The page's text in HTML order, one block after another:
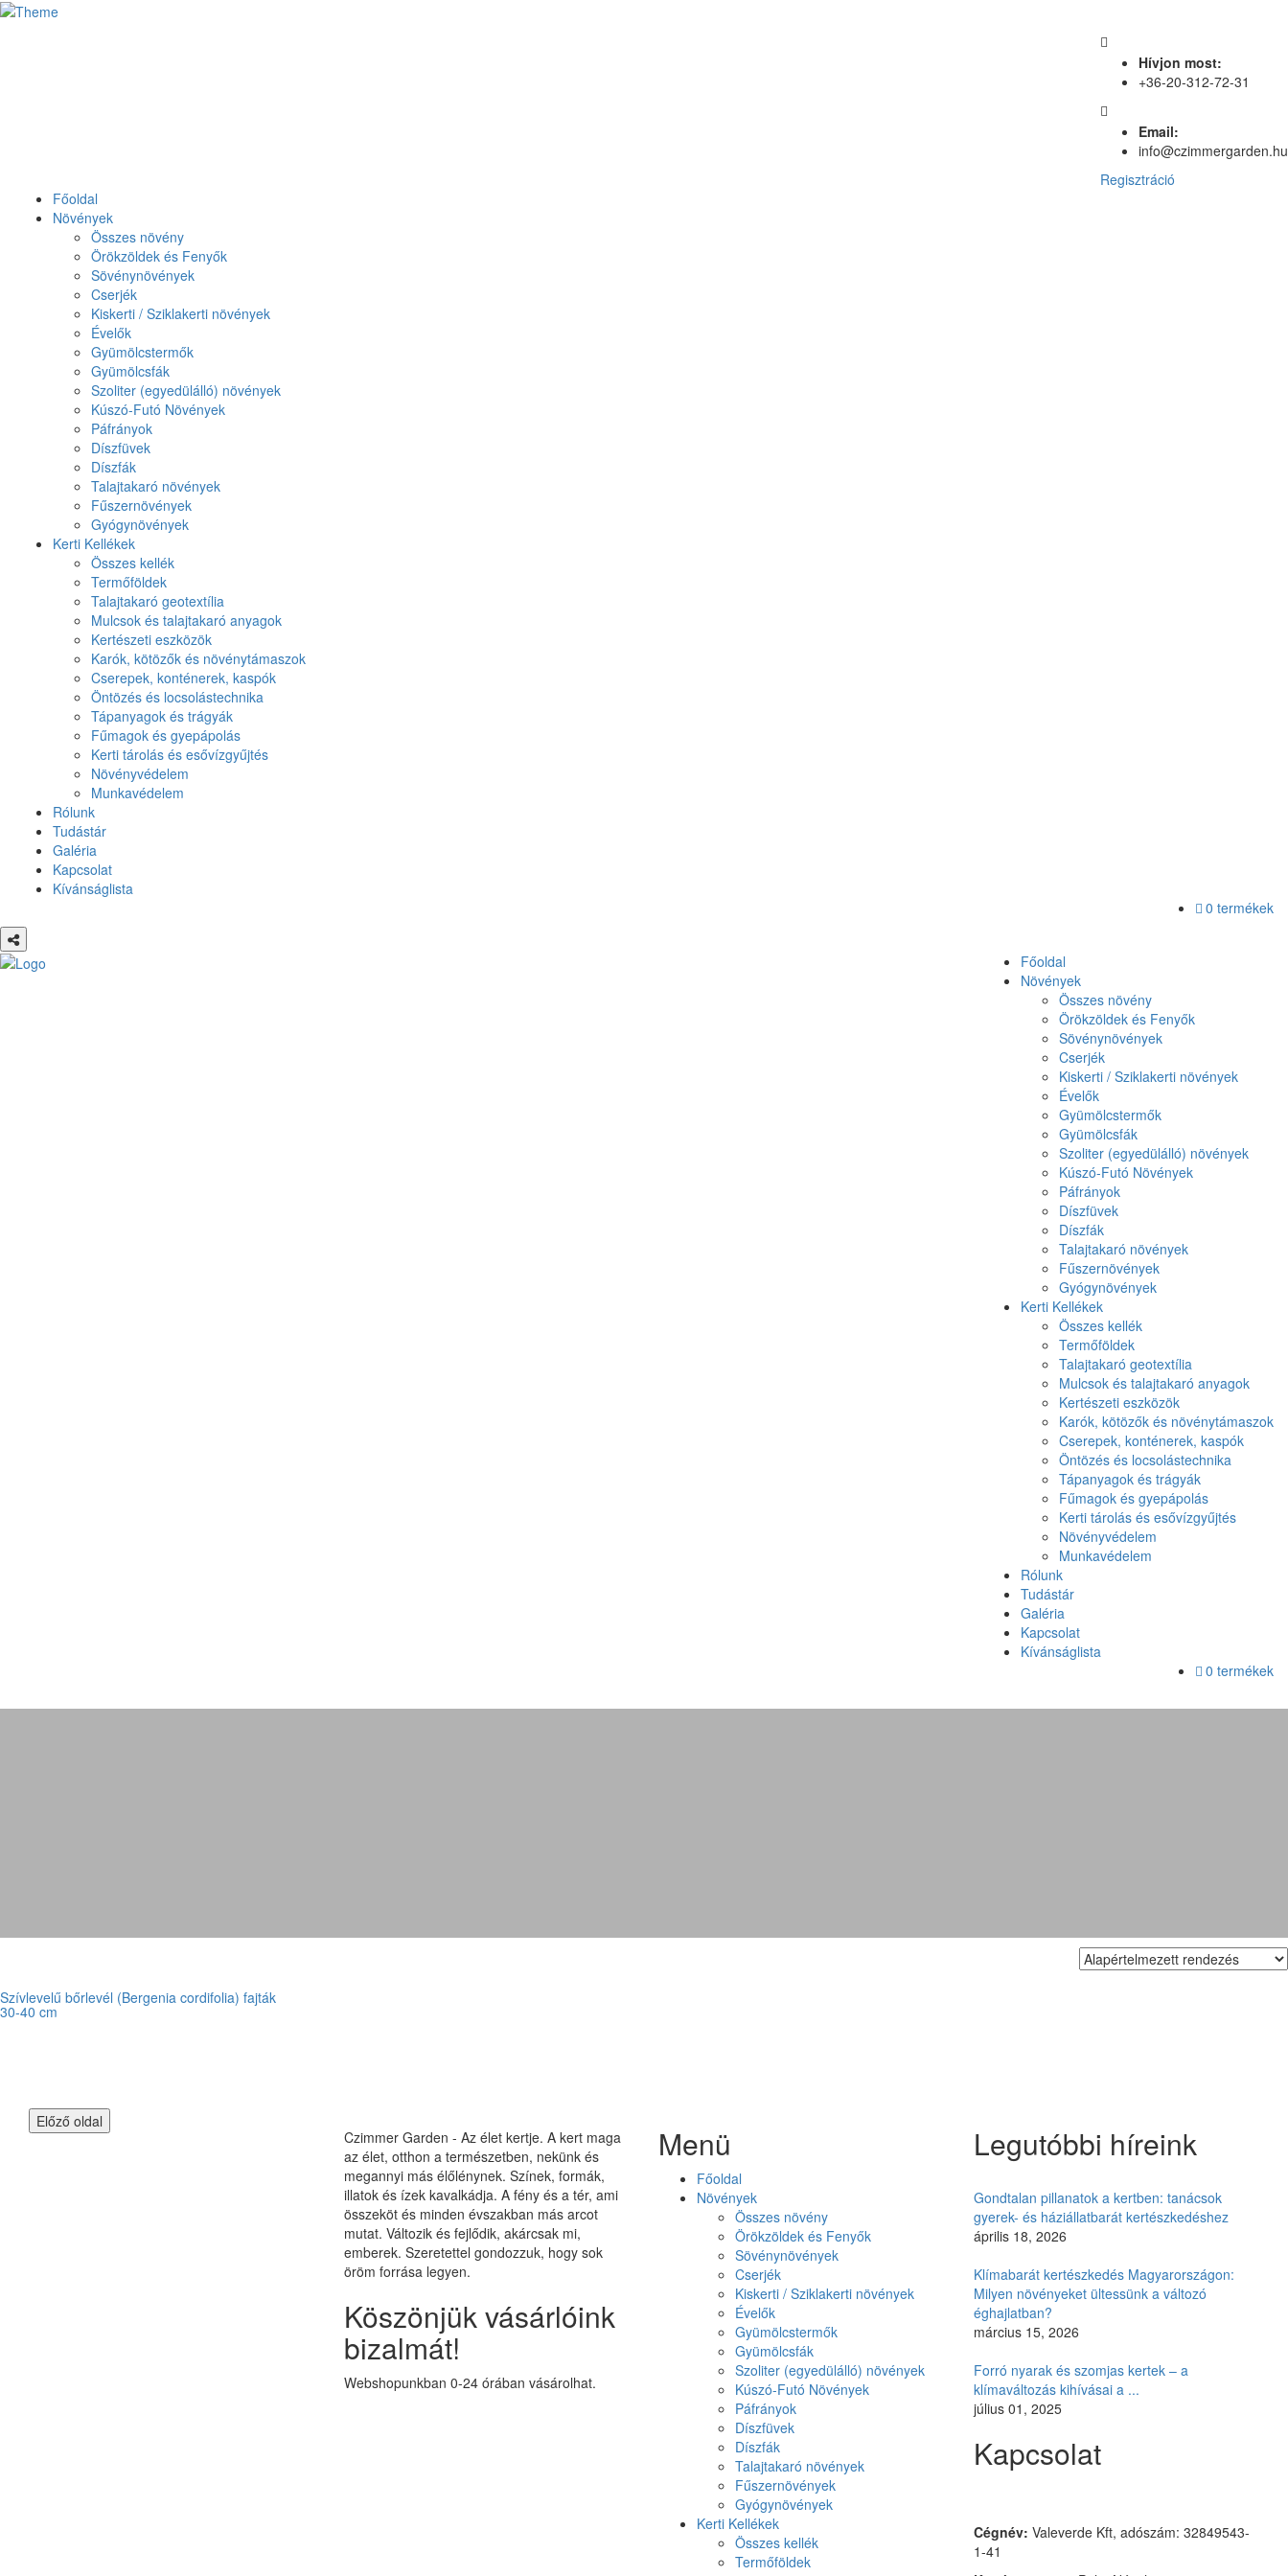
Hívjon most:
+36-20-312-72-31
Email:
info@czimmergarden.hu
Regisztráció
Főoldal
Növények
Összes növény
Örökzöldek és Fenyők
Sövénynövények
Cserjék
Kiskerti / Sziklakerti növények
Évelők
Gyümölcstermők
Gyümölcsfák
Szoliter (egyedülálló) növények
Kúszó-Futó Növények
Páfrányok
Díszfüvek
Díszfák
Talajtakaró növények
Fűszernövények
Gyógynövények
Kerti Kellékek
Összes kellék
Termőföldek
Talajtakaró geotextília
Mulcsok és talajtakaró anyagok
Kertészeti eszközök
Karók, kötözők és növénytámaszok
Cserepek, konténerek, kaspók
Öntözés és locsolástechnika
Tápanyagok és trágyák
Fűmagok és gyepápolás
Kerti tárolás és esővízgyűjtés
Növényvédelem
Munkavédelem
Rólunk
Tudástár
Galéria
Kapcsolat
Kívánságlista
0 termékek
Főoldal
Növények
Összes növény
Örökzöldek és Fenyők
Sövénynövények
Cserjék
Kiskerti / Sziklakerti növények
Évelők
Gyümölcstermők
Gyümölcsfák
Szoliter (egyedülálló) növények
Kúszó-Futó Növények
Páfrányok
Díszfüvek
Díszfák
Talajtakaró növények
Fűszernövények
Gyógynövények
Kerti Kellékek
Összes kellék
Termőföldek
Talajtakaró geotextília
Mulcsok és talajtakaró anyagok
Kertészeti eszközök
Karók, kötözők és növénytámaszok
Cserepek, konténerek, kaspók
Öntözés és locsolástechnika
Tápanyagok és trágyák
Fűmagok és gyepápolás
Kerti tárolás és esővízgyűjtés
Növényvédelem
Munkavédelem
Rólunk
Tudástár
Galéria
Kapcsolat
Kívánságlista
0 termékek
Szívlevelű bőrlevél (Bergenia cordifolia) fajták
30-40 cm
Czimmer Garden - Az élet kertje. A kert maga
az élet, otthon a természetben, nekünk és
megannyi más élőlénynek. Színek, formák,
illatok és ízek kavalkádja. A fény és a tér, ami
összeköt és minden évszakban más arcot
mutat. Változik és fejlődik, akárcsak mi,
emberek. Szeretettel gondozzuk, hogy sok
öröm forrása legyen.
Köszönjük vásárlóink
bizalmát!
Webshopunkban 0-24 órában vásárolhat.
Menü
Főoldal
Növények
Összes növény
Örökzöldek és Fenyők
Sövénynövények
Cserjék
Kiskerti / Sziklakerti növények
Évelők
Gyümölcstermők
Gyümölcsfák
Szoliter (egyedülálló) növények
Kúszó-Futó Növények
Páfrányok
Díszfüvek
Díszfák
Talajtakaró növények
Fűszernövények
Gyógynövények
Kerti Kellékek
Összes kellék
Termőföldek
Legutóbbi híreink
Gondtalan pillanatok a kertben: tanácsok
gyerek- és háziállatbarát kertészkedéshez
április 18, 2026
Klímabarát kertészkedés Magyarországon:
Milyen növényeket ültessünk a változó
éghajlatban?
március 15, 2026
Forró nyarak és szomjas kertek – a
klímaváltozás kihívásai a ...
július 01, 2025
Kapcsolat
Cégnév: Valeverde Kft, adószám: 32849543-
1-41